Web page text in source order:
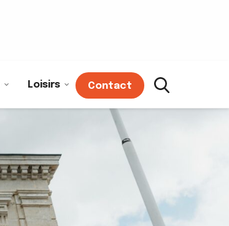
Loisirs Contact